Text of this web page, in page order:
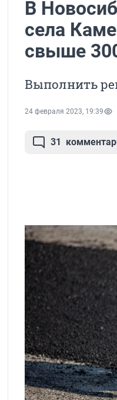
В
села
свыше
Выполнить
24 февраля 2023, 19:39
31